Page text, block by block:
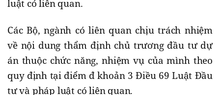
luật có liên quan.
Các Bộ, ngành có liên quan chịu trách nhiệm
về nội dung thẩm định chủ trương đầu tư dự
án thuộc chức năng, nhiệm vụ của mình theo
quy định tại điểm đ khoản 3 Điều 69 Luật Đầu
tư và pháp luật có liên quan.